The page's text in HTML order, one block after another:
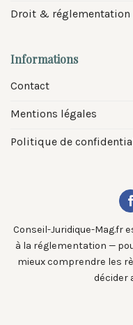
Droit & réglementation
Informations
Contact
Mentions légales
Politique de
Conseil-Juridique-Mag.fr
à la réglementation —
mieux comprendre les
décider